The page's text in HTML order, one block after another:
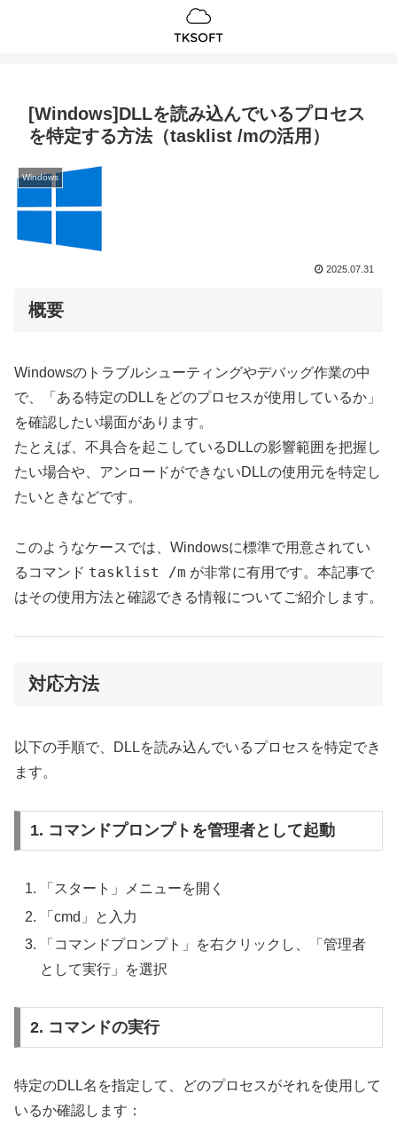
[Windows]DLLを読み込んでいるプロセス
を特定する方法（tasklist /mの活用）
Windows
2025.07.31
概要
Windowsのトラブルシューティングやデバッグ作業の中
で、「ある特定のDLLをどのプロセスが使用しているか」
を確認したい場面があります。
たとえば、不具合を起こしているDLLの影響範囲を把握し
たい場合や、アンロードができないDLLの使用元を特定し
たいときなどです。
このようなケースでは、Windowsに標準で用意されてい
るコマンド tasklist /m が非常に有用です。本記事で
はその使用方法と確認できる情報についてご紹介します。
対応方法
以下の手順で、DLLを読み込んでいるプロセスを特定でき
ます。
1. コマンドプロンプトを管理者として起動
「スタート」メニューを開く
「cmd」と入力
「コマンドプロンプト」を右クリックし、「管理者
として実行」を選択
2. コマンドの実行
特定のDLL名を指定して、どのプロセスがそれを使用して
いるか確認します：